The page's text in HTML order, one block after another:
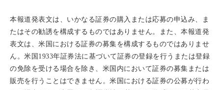
本報道発表文は、いかなる証券の購入または応募の申込み、ま
たはその勧誘を構成するものではありません。また、本報道発
表文は、米国における証券の募集を構成するものではありませ
ん。米国1933年証券法に基づいて証券の登録を行うまたは登録
の免除を受ける場合を除き、米国内において証券の募集または
販売を行うことはできません。米国における証券の公募が行わ